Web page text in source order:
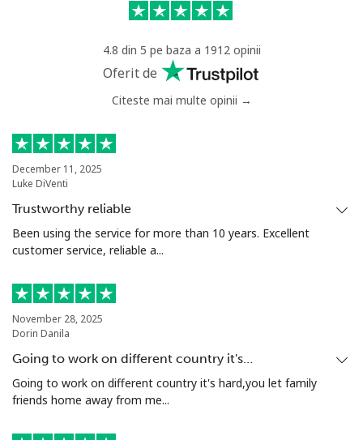
4.8 din 5 pe baza a 1912 opinii
Oferit de
Citeste mai multe opinii →
December 11, 2025
Luke DiVenti
Trustworthy reliable
Been using the service for more than 10 years. Excellent
customer service, reliable a...
November 28, 2025
Dorin Danila
Going to work on different country it's…
Going to work on different country it's hard,you let family
friends home away from me...